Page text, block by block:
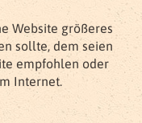
Website größeres
sollte, dem seien
empfohlen oder
Internet.